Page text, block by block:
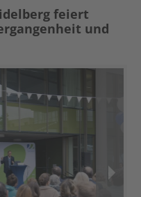
feiert
und
Next